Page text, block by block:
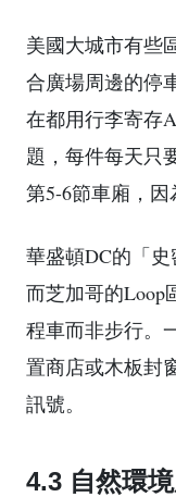
美國大城市有些
合廣場周邊的停
在都用行李寄存
題，每件每天只
第5-6節車廂，因
華盛頓DC的「
而芝加哥的Loop
程車而非步行。
置商店或木板封
訊號。
4.3 自然環